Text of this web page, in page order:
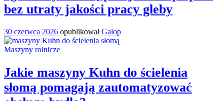
bez utraty jakości pracy gleby
30 czerwca 2026 opublikowałGalop
Maszyny rolnicze
Jakie maszyny Kuhn do ścielenia
słomą pomagają zautomatyzować